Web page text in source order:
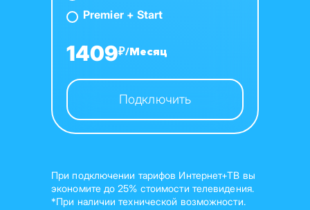
Premier + Start
1409₽/Месяц
Подключить
При подключении тарифов Интернет+ТВ вы
экономите до 25% стоимости телевидения.
*При наличии технической возможности.